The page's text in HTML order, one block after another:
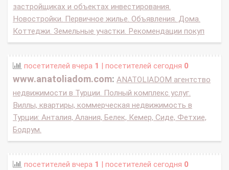
застройщиках и объектах инвестирования.
Новостройки. Первичное жилье. Объявления. Дома.
Коттеджи. Земельные участки. Рекомендации покуп
посетителей вчера 1 | посетителей сегодня 0
www.anatoliadom.com: ANATOLIADOM агентство
недвижимости в Турции. Полный комплекс услуг.
Виллы, квартиры, коммерческая недвижимость в
Турции: Анталия, Алания, Белек, Кемер, Сиде, Фетхие,
Бодрум.
посетителей вчера 1 | посетителей сегодня 0